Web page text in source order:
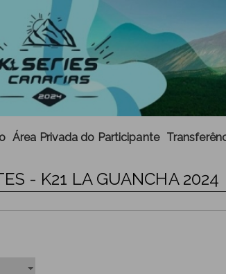
Área Privada do Participante
- K21 LA GUANCHA 2024